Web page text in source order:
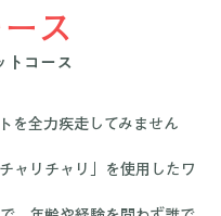
ス
を全力疾走してみません
ャリチャリ」を使用したワ